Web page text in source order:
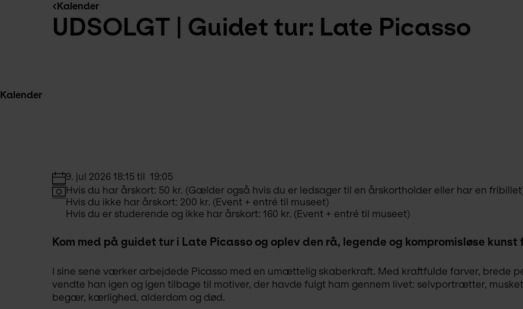
Kalender
UDSOLGT | Guidet tur: Late Picasso
Kalender
9. jul 2026 18:15 til  19:05
Hvis du har årskort: 50 kr. (Gælder også hvis du er ledsager til en årskortholder eller har en
Hvis du ikke har årskort: 200 kr. (Event + entré til museet)
Hvis du er studerende og ikke har årskort: 160 kr. (Event + entré til museet)
Kom med på guidet tur i Late Picasso og oplev den rå, legende og kompromisløse
I sine sene værker arbejdede Picasso med en umættelig skaberkraft. Med kraftfulde farver, brede
vendte han igen og igen tilbage til motiver, der havde fulgt ham gennem livet: selvportrætter,
begær, kærlighed, alderdom og død.